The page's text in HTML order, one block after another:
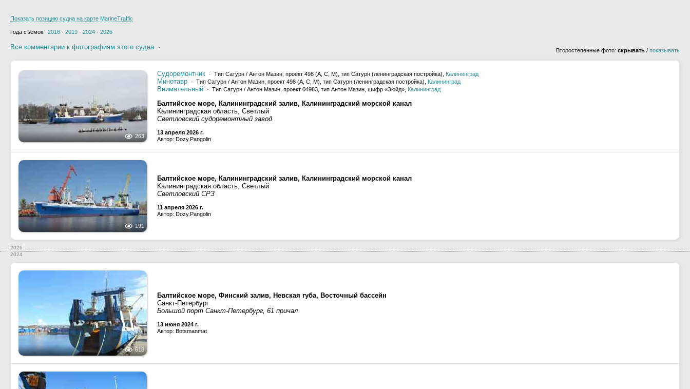
Показать позицию судна на карте MarineTraffic
Года съёмок: 2016 · 2019 · 2024 · 2026
Все комментарии к фотографиям этого судна· Второстепенные фото: скрывать / показывать
263
Судоремонтник · Тип Сатурн / Антон Мазин, проект 498 (А, С, М), тип Сатурн (ленинградская постройка), Калининград
Минотавр · Тип Сатурн / Антон Мазин, проект 498 (А, С, М), тип Сатурн (ленинградская постройка), Калининград
Внимательный · Тип Сатурн / Антон Мазин, проект 04983, тип Антон Мазин, шифр «Зюйд», Калининград
Балтийское море, Калининградский залив, Калининградский морской канал
Калининградская область, Светлый
Светловский судоремонтный завод
13 апреля 2026 г.
Автор: Dozy.Pangolin
191
Балтийское море, Калининградский залив, Калининградский морской канал
Калининградская область, Светлый
Светловский СРЗ
11 апреля 2026 г.
Автор: Dozy.Pangolin
2026
2024
618
Балтийское море, Финский залив, Невская губа, Восточный бассейн
Санкт-Петербург
Большой порт Санкт-Петербург, 61 причал
13 июня 2024 г.
Автор: Botsmanmat